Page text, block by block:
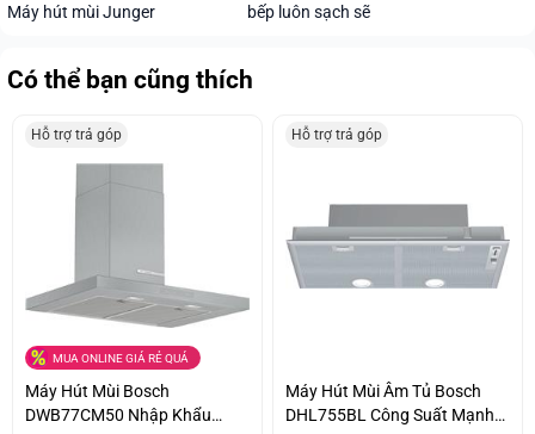
Máy hút mùi Junger
bếp luôn sạch sẽ
Có thể bạn cũng thích
Hỗ trợ trả góp
MUA ONLINE GIÁ RẺ QUÁ
Máy Hút Mùi Bosch
DWB77CM50 Nhập Khẩu
Hỗ trợ trả góp
Máy Hút Mùi Âm Tủ Bosch
DHL755BL Công Suất Mạnh